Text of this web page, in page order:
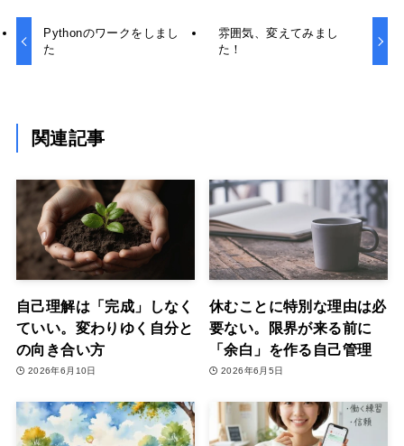
Pythonのワークをしまし
た
雰囲気、変えてみまし
た！
関連記事
自己理解は「完成」しなく
ていい。変わりゆく自分と
の向き合い方
2026年6月10日
休むことに特別な理由は必
要ない。限界が来る前に
「余白」を作る自己管理
2026年6月5日